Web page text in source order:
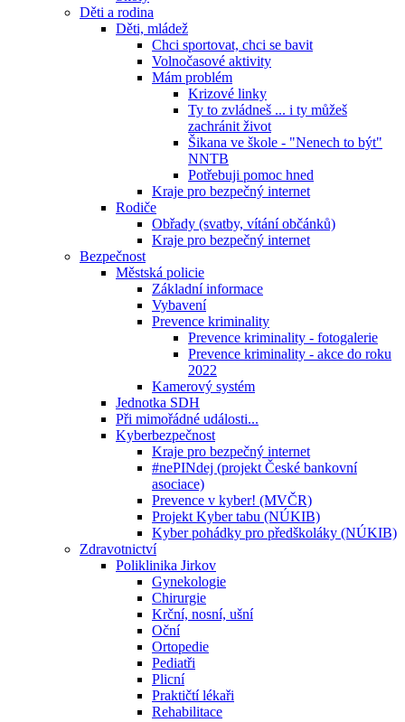
Děti a rodina
Děti, mládež
Chci sportovat, chci se bavit
Volnočasové aktivity
Mám problém
Krizové linky
Ty to zvládneš ... i ty můžeš
zachránit život
Šikana ve škole - "Nenech to být"
NNTB
Potřebuji pomoc hned
Kraje pro bezpečný internet
Rodiče
Obřady (svatby, vítání občánků)
Kraje pro bezpečný internet
Bezpečnost
Městská policie
Základní informace
Vybavení
Prevence kriminality
Prevence kriminality - fotogalerie
Prevence kriminality - akce do roku
2022
Kamerový systém
Jednotka SDH
Při mimořádné události...
Kyberbezpečnost
Kraje pro bezpečný internet
#nePINdej (projekt České bankovní
asociace)
Prevence v kyber! (MVČR)
Projekt Kyber tabu (NÚKIB)
Kyber pohádky pro předškoláky (NÚKIB)
Zdravotnictví
Poliklinika Jirkov
Gynekologie
Chirurgie
Krční, nosní, ušní
Oční
Ortopedie
Pediatři
Plicní
Praktičtí lékaři
Rehabilitace